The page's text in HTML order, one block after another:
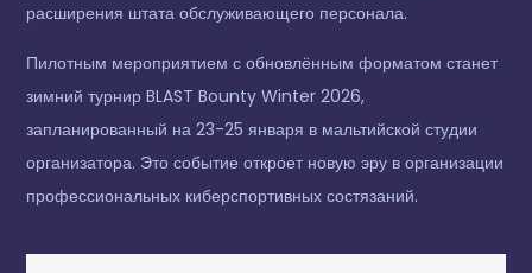
расширения штата обслуживающего персонала.
Пилотным мероприятием с обновлённым форматом станет
зимний турнир BLAST Bounty Winter 2026,
запланированный на 23-25 января в мальтийской студии
организатора. Это событие откроет новую эру в организации
профессиональных киберспортивных состязаний.